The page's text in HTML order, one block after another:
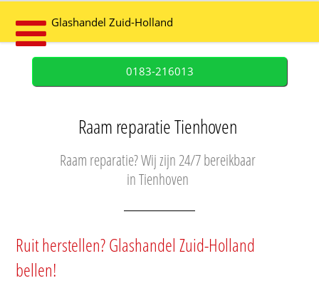
Glashandel Zuid-Holland
0183-216013
Raam reparatie Tienhoven
Raam reparatie? Wij zijn 24/7 bereikbaar
in Tienhoven
Ruit herstellen? Glashandel Zuid-Holland
bellen!